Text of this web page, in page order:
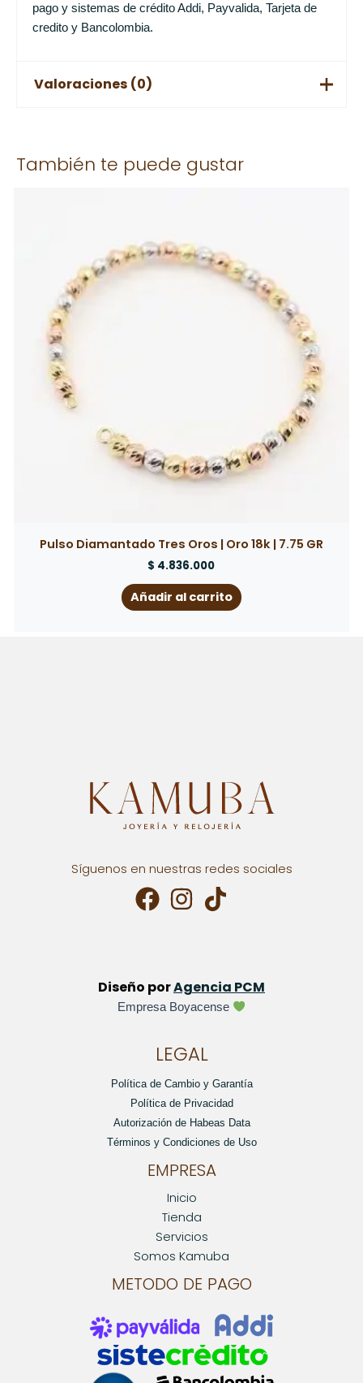
pago y sistemas de crédito Addi, Payvalida, Tarjeta de
credito y Bancolombia.
Valoraciones (0)
Solo los usuarios registrados que hayan comprado este
También te puede gustar
Pulso Diamantado Tres Oros | Oro 18k | 7.75 GR
$ 4.836.000
Añadir al carrito
Síguenos en nuestras redes sociales
Diseño porAgencia PCM
Empresa Boyacense
LEGAL
Política de Cambio y Garantía
Política de Privacidad
Autorización de Habeas Data
Términos y Condiciones de Uso
EMPRESA
Inicio
Tienda
Servicios
Somos Kamuba
METODO DE PAGO